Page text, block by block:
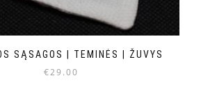
SĄSAGOS | TEMINĖS | ŽUVYS
€29.00